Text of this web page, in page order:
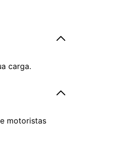
carga.
motoristas